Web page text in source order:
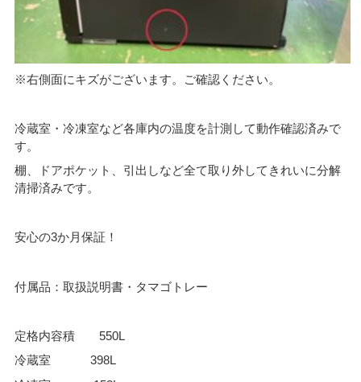
※右側面にキズがございます。ご確認ください。
冷蔵室・冷凍室など各庫内の温度を計測して動作確認済みで
す。
棚、ドアポケット、引出しなど全て取り外してきれいに分解
清掃済みです。
安心の3か月保証！
付属品：取扱説明書・タマゴトレー
定格内容積 550L
冷蔵室 398L